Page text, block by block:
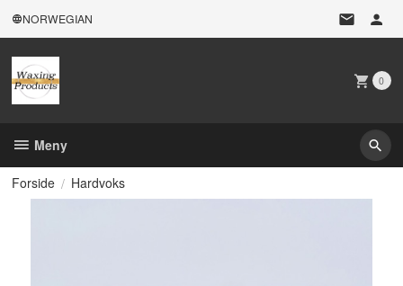
NORWEGIAN
0
Meny
Forside Hardvoks